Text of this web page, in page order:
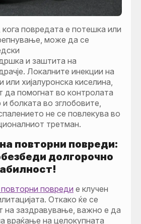
повредата е потешка или
може да се
и заштита на
Локалните инекции на
хијалуронска киселина,
да помогнат во контролата
болката во зглобовите,
не се повлекува во
третман.
повторни повреди:
долгорочно
повреди е клучен
Откако ќе се
на заздравување, важно е да
враќање на целокупната